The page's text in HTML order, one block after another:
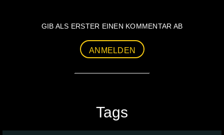
GIB ALS ERSTER EINEN KOMMENTAR AB
ANMELDEN
Tags